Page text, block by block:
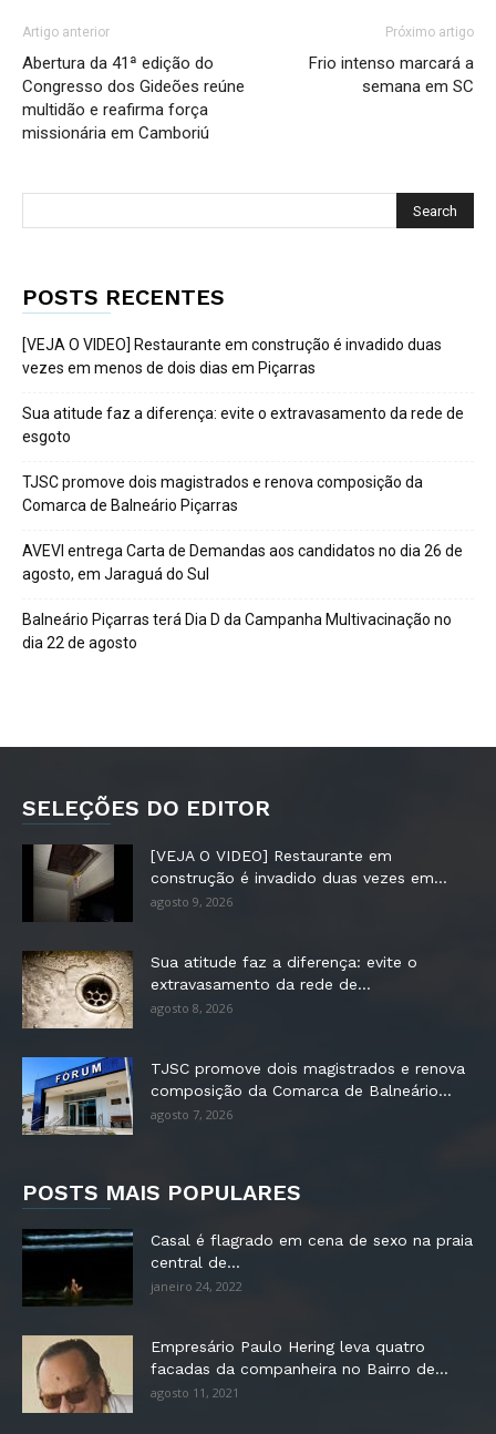
Artigo anterior
Abertura da 41ª edição do
Congresso dos Gideões reúne
multidão e reafirma força
missionária em Camboriú
Próximo artigo
Frio intenso marcará a
semana em SC
POSTS RECENTES
[VEJA O VIDEO] Restaurante em construção é invadido duas
vezes em menos de dois dias em Piçarras
Sua atitude faz a diferença: evite o extravasamento da rede de
esgoto
TJSC promove dois magistrados e renova composição da
Comarca de Balneário Piçarras
AVEVI entrega Carta de Demandas aos candidatos no dia 26 de
agosto, em Jaraguá do Sul
Balneário Piçarras terá Dia D da Campanha Multivacinação no
dia 22 de agosto
SELEÇÕES DO EDITOR
[VEJA O VIDEO] Restaurante em
construção é invadido duas vezes em...
agosto 9, 2026
Sua atitude faz a diferença: evite o
extravasamento da rede de...
agosto 8, 2026
TJSC promove dois magistrados e renova
composição da Comarca de Balneário...
agosto 7, 2026
POSTS MAIS POPULARES
Casal é flagrado em cena de sexo na praia
central de...
janeiro 24, 2022
Empresário Paulo Hering leva quatro
facadas da companheira no Bairro de...
agosto 11, 2021